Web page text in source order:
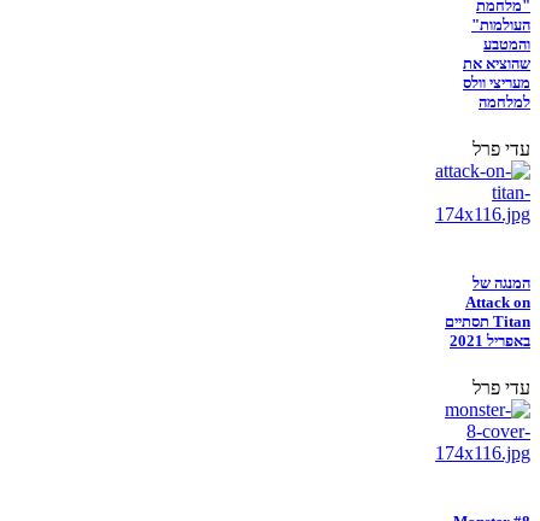
"מלחמת
העולמות"
והמטבע
שהוציא את
מעריצי וולס
למלחמה
עדי פרל
המנגה של
Attack on
Titan תסתיים
באפריל 2021
עדי פרל